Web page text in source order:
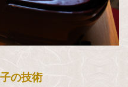
の技術